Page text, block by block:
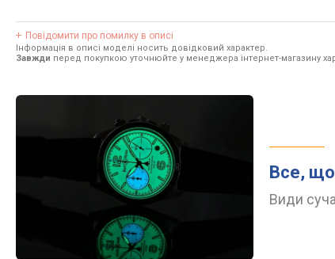
Повідомити про помилку в описі
Інформація в описі моделі носить довідковий характер.
Завжди перед покупкою уточнюйте у менеджера інтернет-магазину
Все, що
Види